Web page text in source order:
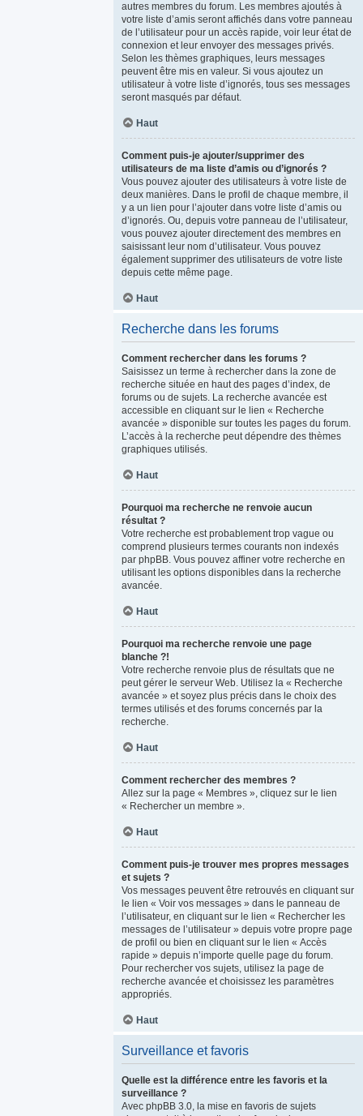
autres membres du forum. Les membres ajoutés à
votre liste d’amis seront affichés dans votre panneau
de l’utilisateur pour un accès rapide, voir leur état de
connexion et leur envoyer des messages privés.
Selon les thèmes graphiques, leurs messages
peuvent être mis en valeur. Si vous ajoutez un
utilisateur à votre liste d’ignorés, tous ses messages
seront masqués par défaut.
Haut
Comment puis-je ajouter/supprimer des
utilisateurs de ma liste d’amis ou d’ignorés ?
Vous pouvez ajouter des utilisateurs à votre liste de
deux manières. Dans le profil de chaque membre, il
y a un lien pour l’ajouter dans votre liste d’amis ou
d’ignorés. Ou, depuis votre panneau de l’utilisateur,
vous pouvez ajouter directement des membres en
saisissant leur nom d’utilisateur. Vous pouvez
également supprimer des utilisateurs de votre liste
depuis cette même page.
Haut
Recherche dans les forums
Comment rechercher dans les forums ?
Saisissez un terme à rechercher dans la zone de
recherche située en haut des pages d’index, de
forums ou de sujets. La recherche avancée est
accessible en cliquant sur le lien « Recherche
avancée » disponible sur toutes les pages du forum.
L’accès à la recherche peut dépendre des thèmes
graphiques utilisés.
Haut
Pourquoi ma recherche ne renvoie aucun
résultat ?
Votre recherche est probablement trop vague ou
comprend plusieurs termes courants non indexés
par phpBB. Vous pouvez affiner votre recherche en
utilisant les options disponibles dans la recherche
avancée.
Haut
Pourquoi ma recherche renvoie une page
blanche ?!
Votre recherche renvoie plus de résultats que ne
peut gérer le serveur Web. Utilisez la « Recherche
avancée » et soyez plus précis dans le choix des
termes utilisés et des forums concernés par la
recherche.
Haut
Comment rechercher des membres ?
Allez sur la page « Membres », cliquez sur le lien
« Rechercher un membre ».
Haut
Comment puis-je trouver mes propres messages
et sujets ?
Vos messages peuvent être retrouvés en cliquant sur
le lien « Voir vos messages » dans le panneau de
l’utilisateur, en cliquant sur le lien « Rechercher les
messages de l’utilisateur » depuis votre propre page
de profil ou bien en cliquant sur le lien « Accès
rapide » depuis n’importe quelle page du forum.
Pour rechercher vos sujets, utilisez la page de
recherche avancée et choisissez les paramètres
appropriés.
Haut
Surveillance et favoris
Quelle est la différence entre les favoris et la
surveillance ?
Avec phpBB 3.0, la mise en favoris de sujets